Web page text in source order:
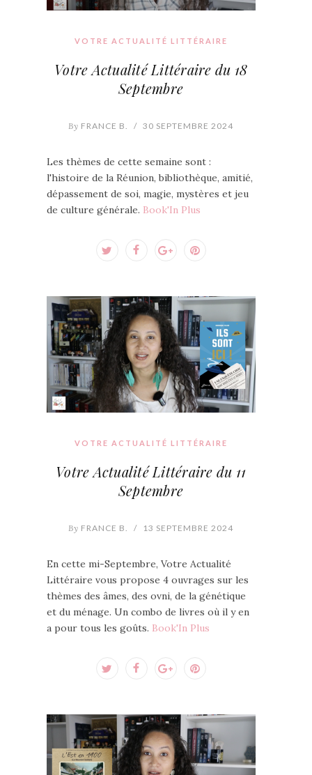
VOTRE ACTUALITÉ LITTÉRAIRE
Votre Actualité Littéraire du 18
Septembre
By FRANCE B. / 30 SEPTEMBRE 2024
Les thèmes de cette semaine sont :
l'histoire de la Réunion, bibliothèque, amitié,
dépassement de soi, magie, mystères et jeu
de culture générale. Book'In Plus
VOTRE ACTUALITÉ LITTÉRAIRE
Votre Actualité Littéraire du 11
Septembre
By FRANCE B. / 13 SEPTEMBRE 2024
En cette mi-Septembre, Votre Actualité
Littéraire vous propose 4 ouvrages sur les
thèmes des âmes, des ovni, de la génétique
et du ménage. Un combo de livres où il y en
a pour tous les goûts. Book'In Plus